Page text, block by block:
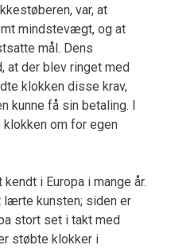
var, at
mindstevægt, og at
mål. Dens
at der blev ringet med
klokken disse krav,
kunne få sin betaling. I
om for egen
i Europa i mange år.
lærte kunsten; siden er
stort set i takt med
støbte klokker i